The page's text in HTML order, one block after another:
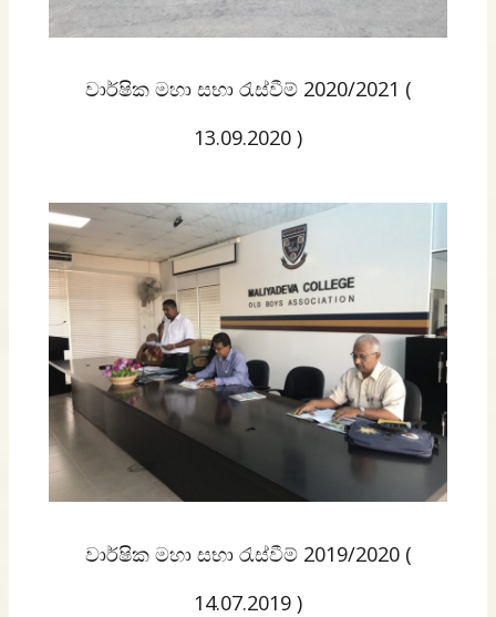
වාර්ෂික මහා සභා රැස්වීම් 2020/2021 (
13.09.2020 )
වාර්ෂික මහා සභා රැස්වීම් 2019/2020 (
14.07.2019 )